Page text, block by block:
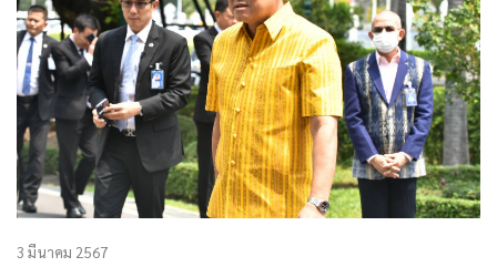
3 มีนาคม 2567